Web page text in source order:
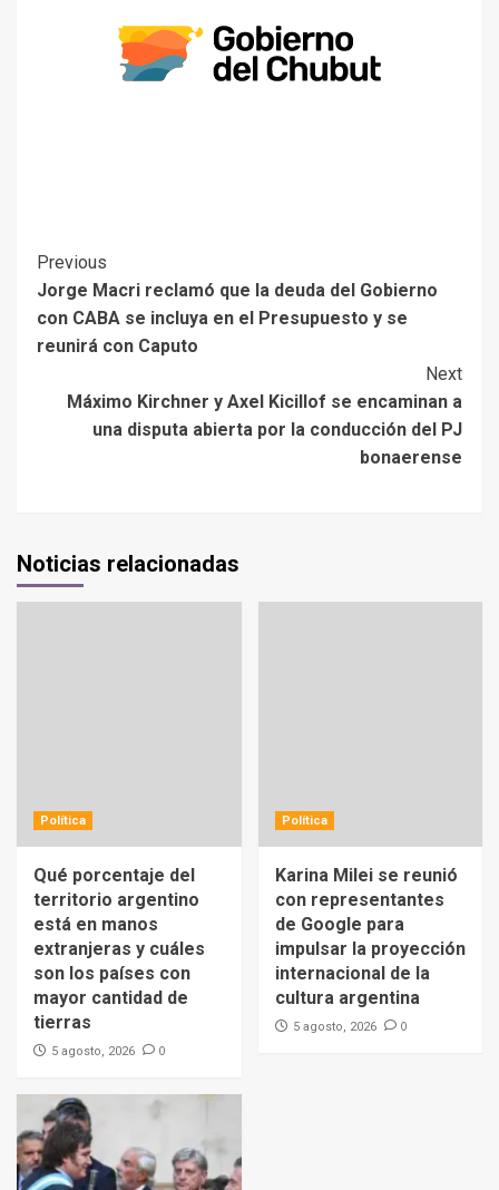
Previous
Jorge Macri reclamó que la deuda del Gobierno
con CABA se incluya en el Presupuesto y se
reunirá con Caputo
Next
Máximo Kirchner y Axel Kicillof se encaminan a
una disputa abierta por la conducción del PJ
bonaerense
Noticias relacionadas
Política
Qué porcentaje del
territorio argentino
está en manos
extranjeras y cuáles
son los países con
mayor cantidad de
tierras
5 agosto, 2026 0
Política
Karina Milei se reunió
con representantes
de Google para
impulsar la proyección
internacional de la
cultura argentina
5 agosto, 2026 0